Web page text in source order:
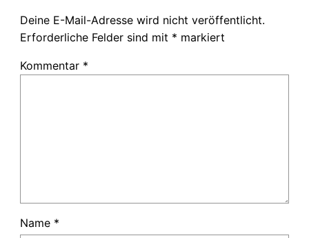
Deine E-Mail-Adresse wird nicht veröffentlicht.
Erforderliche Felder sind mit * markiert
Kommentar *
Name *